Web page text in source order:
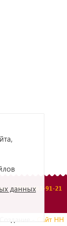
+7(831) 461-91-21
Сайт НН
данных